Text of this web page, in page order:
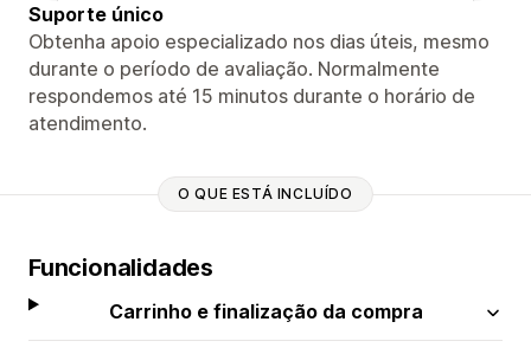
Suporte único
Obtenha apoio especializado nos dias úteis, mesmo
durante o período de avaliação. Normalmente
respondemos até 15 minutos durante o horário de
atendimento.
O QUE ESTÁ INCLUÍDO
Funcionalidades
Carrinho e finalização da compra